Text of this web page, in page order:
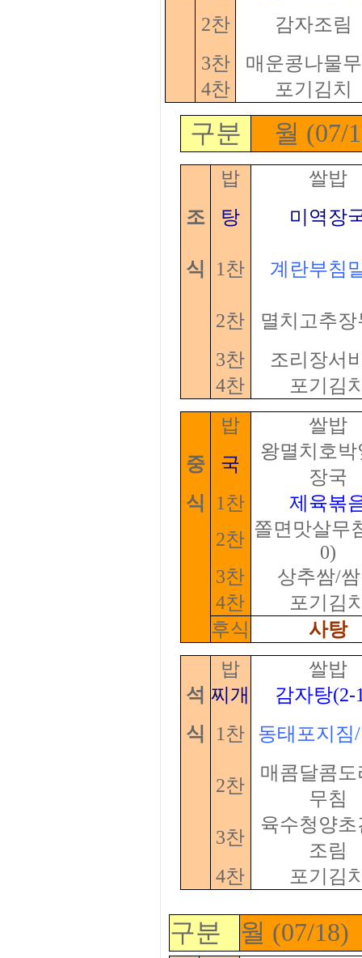
2찬
감자조림
3찬
매운콩나물
4찬
포기김치
구분 월 (07/
밥
쌀밥
조
탕 미역장
식 1찬 계란부침
2찬
멸치고추장
3찬
조리장서
4찬
포기김
밥
쌀밥
중
국
왕멸치호박
장국
식
1찬
제육볶
2찬 쫄면맛살무
0)
3찬
상추쌈/
4찬
포기김
후식
사탕
밥
쌀밥
석 찌개
감자탕(2-
식
1찬 동태포지짐
2찬
매콤달콤도
무침
3찬
육수청양초
조림
4찬
포기김
구분 월 (07/18)